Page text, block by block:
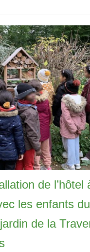
de l’hôtel
les enfants du
de la